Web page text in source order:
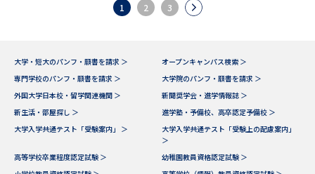
1 2 3
大学・短大のパンフ・願書を請求 ＞
オープンキャンパス検索 ＞
専門学校のパンフ・願書を請求 ＞
大学院のパンフ・願書を請求 ＞
外国大学日本校・留学関連機関 ＞
新聞奨学会・進学情報誌 ＞
新生活・部屋探し ＞
進学塾・予備校、高卒認定予備校 ＞
大学入学共通テスト「受験案内」 ＞
大学入学共通テスト「受験上の配慮案内」
＞
高等学校卒業程度認定試験 ＞
幼稚園教員資格認定試験 ＞